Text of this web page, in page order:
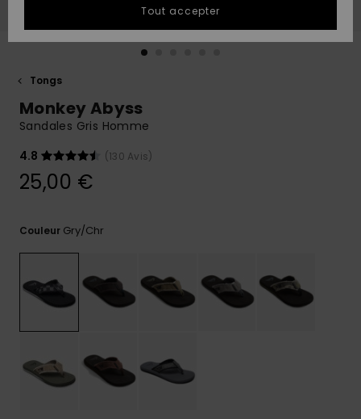
conversation
plus rapide
à votre
Démarrer
les plus
fréquentes
et notre
contact.
Consulter
Tongs
Monkey Abyss
Sandales Gris Homme
4.8
(130 Avis)
25,00 €
Couleur Gry/chr
Tout accepter